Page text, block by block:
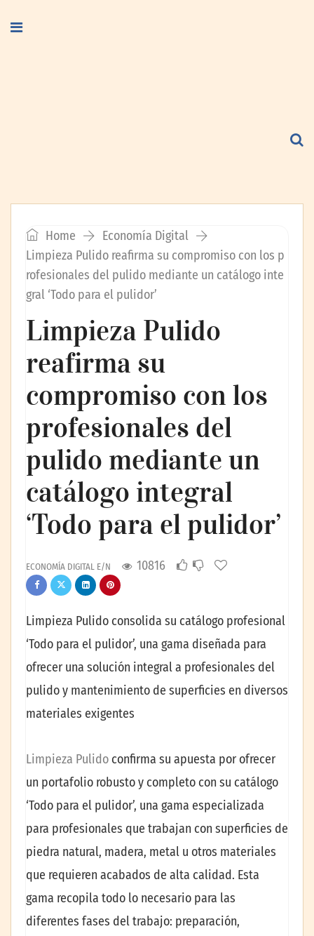
Home
Economía Digital
Limpieza Pulido reafirma su compromiso con los p
rofesionales del pulido mediante un catálogo inte
gral ‘Todo para el pulidor’
Limpieza Pulido
reafirma su
compromiso con los
profesionales del
pulido mediante un
catálogo integral
‘Todo para el pulidor’
ECONOMÍA DIGITAL E/N 10816
Limpieza Pulido consolida su catálogo profesional
‘Todo para el pulidor’, una gama diseñada para
ofrecer una solución integral a profesionales del
pulido y mantenimiento de superficies en diversos
materiales exigentes
Limpieza Pulido confirma su apuesta por ofrecer
un portafolio robusto y completo con su catálogo
‘Todo para el pulidor’, una gama especializada
para profesionales que trabajan con superficies de
piedra natural, madera, metal u otros materiales
que requieren acabados de alta calidad. Esta
gama recopila todo lo necesario para las
diferentes fases del trabajo: preparación,